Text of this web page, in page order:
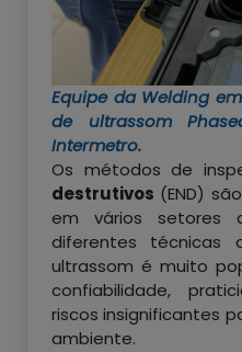
Equipe da Welding
de ultrassom
Intermetro.
Os métodos de
destrutivos (END)
em vários setores
diferentes técnicas
ultrassom é muito
confiabilidade,
riscos insignificantes
ambiente.